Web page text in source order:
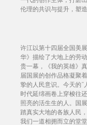
伦理的共识与提升，塑
许江以第十四届全国美
华》描绘了大地上的劳
贵一幕，《我的英雄》
届国展的创作品格凝聚
挚的人民意识。今天的“
时代延绵画卷上穿梭往
照亮的活生生的人。国
踏真实大地的各族人民
我们一道相拥而立的堂